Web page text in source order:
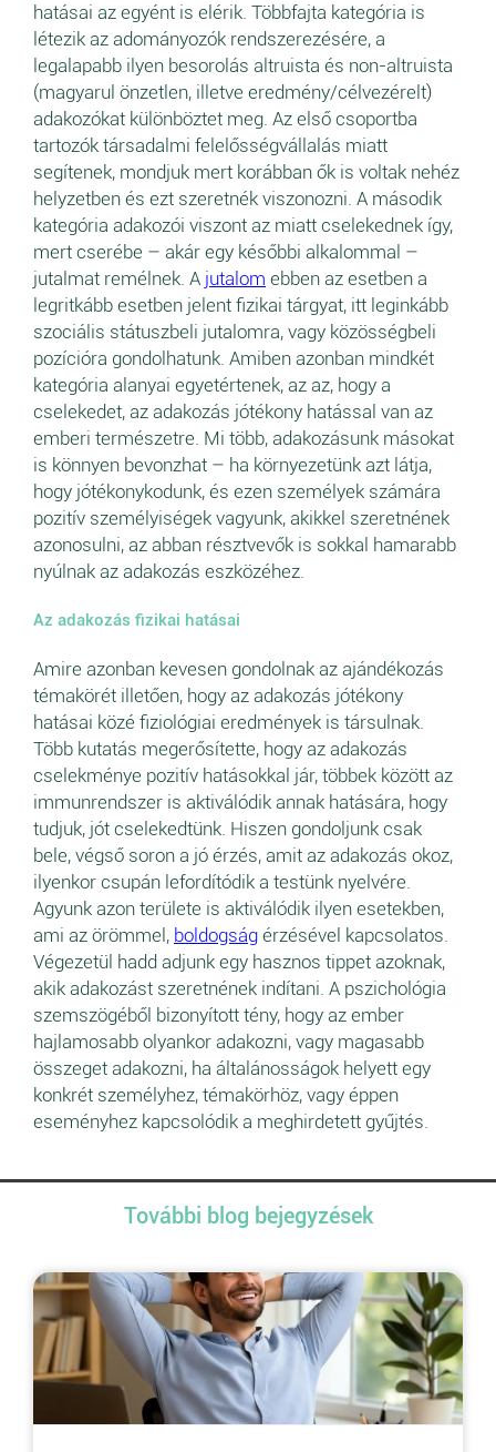
hatásai az egyént is elérik. Többfajta kategória is
létezik az adományozók rendszerezésére, a
legalapabb ilyen besorolás altruista és non-altruista
(magyarul önzetlen, illetve eredmény/célvezérelt)
adakozókat különböztet meg. Az első csoportba
tartozók társadalmi felelősségvállalás miatt
segítenek, mondjuk mert korábban ők is voltak nehéz
helyzetben és ezt szeretnék viszonozni. A második
kategória adakozói viszont az miatt cselekednek így,
mert cserébe – akár egy későbbi alkalommal –
jutalmat remélnek. A jutalom ebben az esetben a
legritkább esetben jelent fizikai tárgyat, itt leginkább
szociális státuszbeli jutalomra, vagy közösségbeli
pozícióra gondolhatunk. Amiben azonban mindkét
kategória alanyai egyetértenek, az az, hogy a
cselekedet, az adakozás jótékony hatással van az
emberi természetre. Mi több, adakozásunk másokat
is könnyen bevonzhat – ha környezetünk azt látja,
hogy jótékonykodunk, és ezen személyek számára
pozitív személyiségek vagyunk, akikkel szeretnének
azonosulni, az abban résztvevők is sokkal hamarabb
nyúlnak az adakozás eszközéhez.
Az adakozás fizikai hatásai
Amire azonban kevesen gondolnak az ajándékozás
témakörét illetően, hogy az adakozás jótékony
hatásai közé fiziológiai eredmények is társulnak.
Több kutatás megerősítette, hogy az adakozás
cselekménye pozitív hatásokkal jár, többek között az
immunrendszer is aktiválódik annak hatására, hogy
tudjuk, jót cselekedtünk. Hiszen gondoljunk csak
bele, végső soron a jó érzés, amit az adakozás okoz,
ilyenkor csupán lefordítódik a testünk nyelvére.
Agyunk azon területe is aktiválódik ilyen esetekben,
ami az örömmel, boldogság érzésével kapcsolatos.
Végezetül hadd adjunk egy hasznos tippet azoknak,
akik adakozást szeretnének indítani. A pszichológia
szemszögéből bizonyított tény, hogy az ember
hajlamosabb olyankor adakozni, vagy magasabb
összeget adakozni, ha általánosságok helyett egy
konkrét személyhez, témakörhöz, vagy éppen
eseményhez kapcsolódik a meghirdetett gyűjtés.
További blog bejegyzések